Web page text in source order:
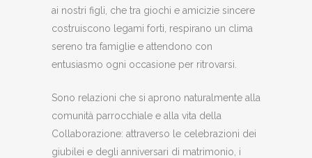
ai nostri figli, che tra giochi e amicizie sincere
costruiscono legami forti, respirano un clima
sereno tra famiglie e attendono con
entusiasmo ogni occasione per ritrovarsi.
Sono relazioni che si aprono naturalmente alla
comunità parrocchiale e alla vita della
Collaborazione: attraverso le celebrazioni dei
giubilei e degli anniversari di matrimonio, i